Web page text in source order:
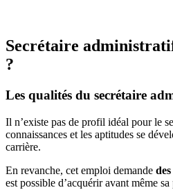
Secrétaire
?
Les qualités du secrétaire
Il n’existe pas de profil idéal pour le
connaissances et les aptitudes se
carrière.
En revanche, cet emploi demande
est possible d’acquérir avant même sa